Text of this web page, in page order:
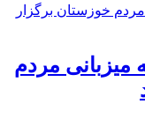
مردم